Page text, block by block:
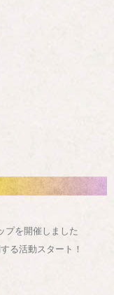
プを開催しました
る活動スタート！